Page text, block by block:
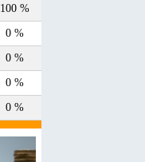
100 %
0 %
0 %
0 %
0 %